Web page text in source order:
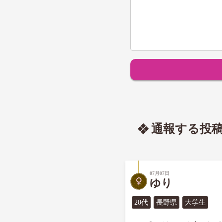
通報する投
07月07日
ゆり
20代 長野県 大学生